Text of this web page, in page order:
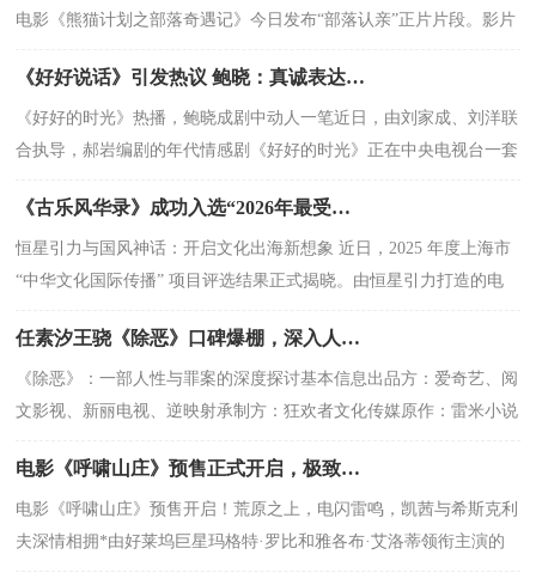
电影《熊猫计划之部落奇遇记》今日发布“部落认亲”正片片段。影片
《好好说话》引发热议 鲍晓：真诚表达是跨越代沟的桥梁
《好好的时光》热播，鲍晓成剧中动人一笔近日，由刘家成、刘洋联
合执导，郝岩编剧的年代情感剧《好好的时光》正在中央电视台一套
《古乐风华录》成功入选“2026年最受期待的华语剧集”，展现其穿越时空的视觉盛宴
恒星引力与国风神话：开启文化出海新想象 近日，2025 年度上海市
“中华文化国际传播” 项目评选结果正式揭晓。由恒星引力打造的电
任素汐王骁《除恶》口碑爆棚，深入人性探讨获高分评价。
《除恶》：一部人性与罪案的深度探讨基本信息出品方：爱奇艺、阅
文影视、新丽电视、逆映射承制方：狂欢者文化传媒原作：雷米小说
电影《呼啸山庄》预售正式开启，极致美学重构爱恨史诗。
电影《呼啸山庄》预售开启！荒原之上，电闪雷鸣，凯茜与希斯克利
夫深情相拥*由好莱坞巨星玛格特·罗比和雅各布·艾洛蒂领衔主演的